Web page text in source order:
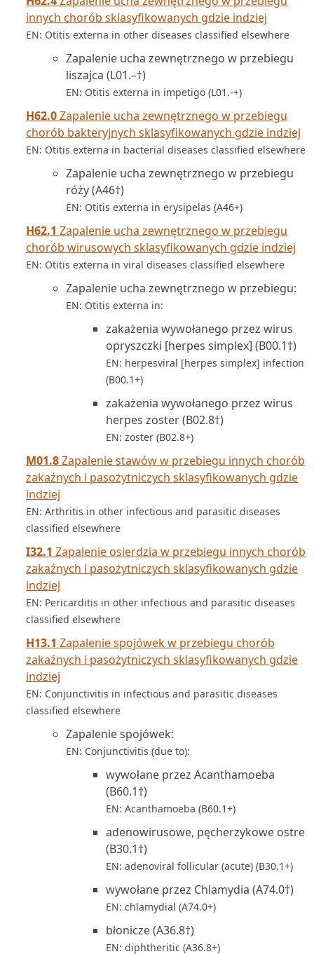
innych chorób sklasyfikowanych gdzie indziej
EN: Otitis externa in other diseases classified elsewhere
Zapalenie ucha zewnętrznego w przebiegu
liszajca (L01.–†)
EN: Otitis externa in impetigo (L01.-+)
H62.0Zapalenie ucha zewnętrznego w przebiegu
chorób bakteryjnych sklasyfikowanych gdzie indziej
EN: Otitis externa in bacterial diseases classified elsewhere
Zapalenie ucha zewnętrznego w przebiegu
róży (A46†)
EN: Otitis externa in erysipelas (A46+)
H62.1 Zapalenie ucha zewnętrznego w przebiegu
chorób wirusowych sklasyfikowanych gdzie indziej
EN: Otitis externa in viral diseases classified elsewhere
Zapalenie ucha zewnętrznego w przebiegu:
EN: Otitis externa in:
zakażenia wywołanego przez wirus
opryszczki [herpes simplex] (B00.1†)
EN: herpesviral [herpes simplex] infection
(B00.1+)
zakażenia wywołanego przez wirus
herpes zoster (B02.8†)
EN: zoster (B02.8+)
M01.8Zapalenie stawów w przebiegu innych chorób
zakaźnych i pasożytniczych sklasyfikowanych gdzie
indziej
EN: Arthritis in other infectious and parasitic diseases
classified elsewhere
I32.1 Zapalenie osierdzia w przebiegu innych chorób
zakaźnych i pasożytniczych sklasyfikowanych gdzie
indziej
EN: Pericarditis in other infectious and parasitic diseases
classified elsewhere
H13.1 Zapalenie spojówek w przebiegu chorób
zakaźnych i pasożytniczych sklasyfikowanych gdzie
indziej
EN: Conjunctivitis in infectious and parasitic diseases
classified elsewhere
Zapalenie spojówek:
EN: Conjunctivitis (due to):
wywołane przez Acanthamoeba
(B60.1†)
EN: Acanthamoeba (B60.1+)
adenowirusowe, pęcherzykowe ostre
(B30.1†)
EN: adenoviral follicular (acute) (B30.1+)
wywołane przez Chlamydia (A74.0†)
EN: chlamydial (A74.0+)
błonicze (A36.8†)
EN: diphtheritic (A36.8+)